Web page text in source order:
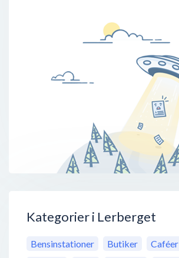
Kategorier i Lerberget
Bensinstationer Butiker Caféer